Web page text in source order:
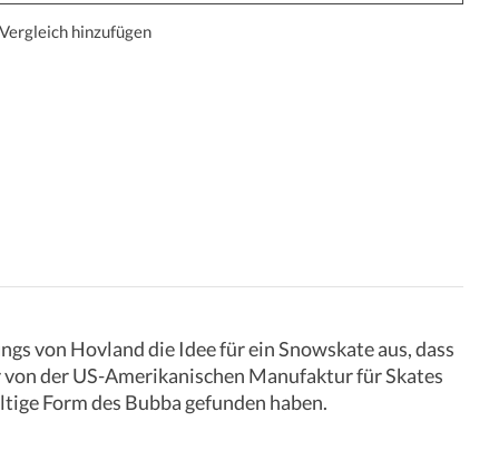
hinzufügen
von Hovland die Idee für ein Snowskate aus, dass
der US-Amerikanischen Manufaktur für Skates
Form des Bubba gefunden haben.